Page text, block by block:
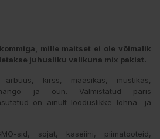
mille maitset ei ole võimalik
juhusliku valikuna mix pakist.
kirss, maasikas, mustikas,
ja õun. Valmistatud päris
on ainult looduslikke lõhna- ja
sid, sojat, kaseiini, piimatooteid,